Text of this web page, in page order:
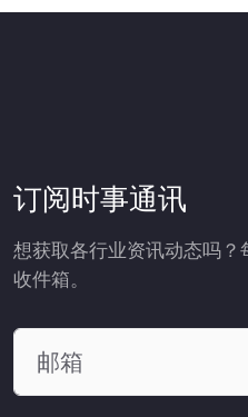
订阅时事通讯
想获取各行业资讯动态吗
收件箱。